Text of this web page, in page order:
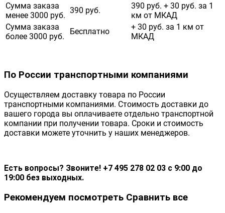
Сумма заказа
менее 3000 руб.
390 руб.
390 руб. + 30 руб. за 1
км от МКАД
Сумма заказа
более 3000 руб.
Бесплатно
+ 30 руб. за 1 км от
МКАД
По России транспортными компаниями
Осуществляем доставку товара по России
транспортными компаниями. Стоимость доставки до
вашего города вы оплачиваете отдельно транспортной
компании при получении товара. Сроки и стоимость
доставки можете уточнить у наших менеджеров.
Есть вопросы? Звоните! +7 495 278 02 03 с 9:00 до
19:00 без выходных.
Рекомендуем посмотреть Сравнить все